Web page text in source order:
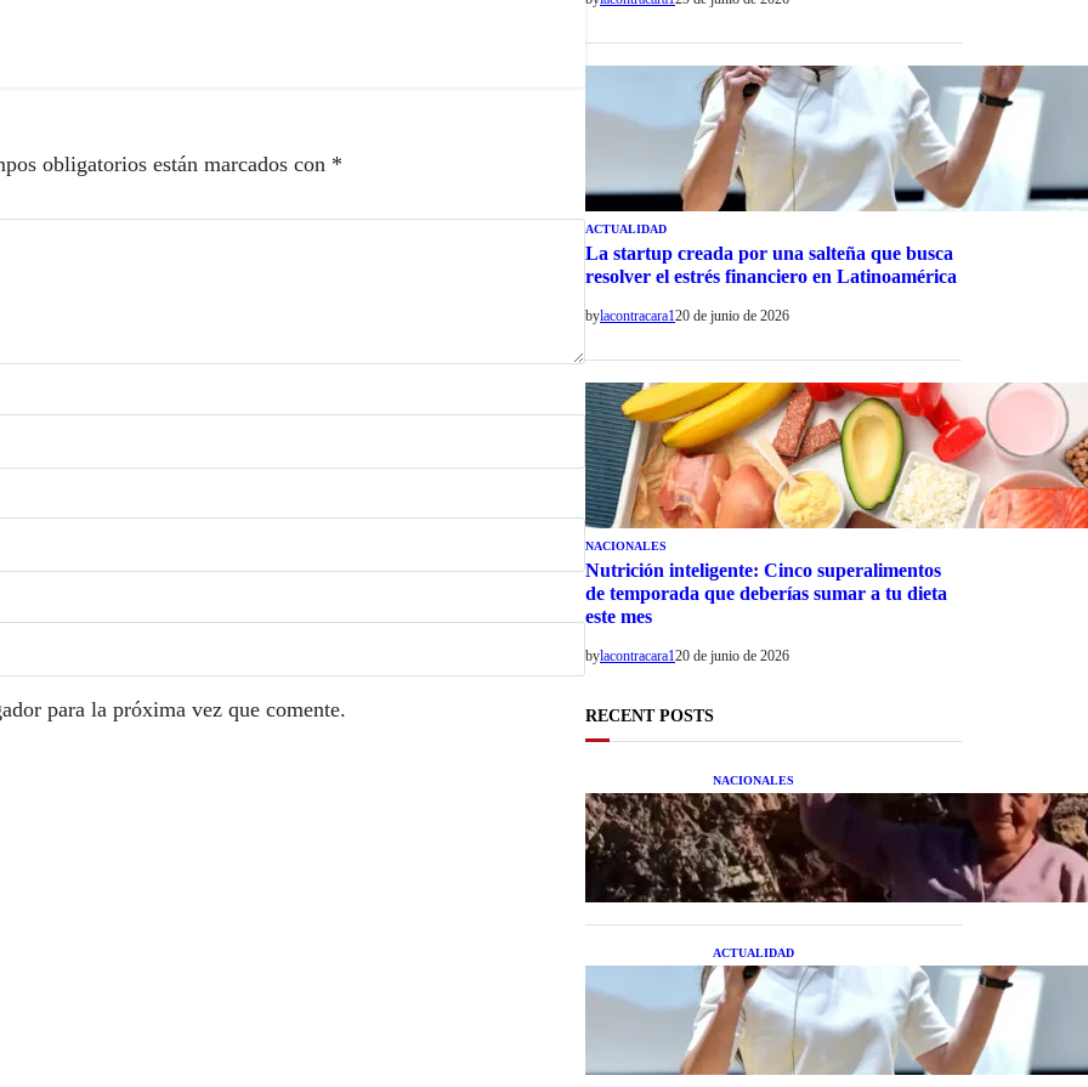
obligatorios están marcados con *
para la próxima vez que comente.
ACTUALIDAD
La startup creada por una salteña que busca
resolver el estrés financiero en Latinoamérica
bylacontracara120 de junio de 2026
NACIONALES
Nutrición inteligente: Cinco superalimentos
de temporada que deberías sumar a tu dieta
este mes
bylacontracara120 de junio de 2026
RECENT POSTS
NACIONALES
Una mujer asegura haber
peleado con un extraterrestre
cuerpo a cuerpo
ACTUALIDAD
La startup creada por una
salteña que busca resolver el
estrés financiero en
Latinoamérica